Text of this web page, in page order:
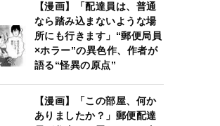
【漫画】「配達員は、普通
なら踏み込まないような場
所にも行きます」“郵便局員
×ホラー”の異色作、作者が
語る“怪異の原点”
【漫画】「この部屋、何か
ありましたか？」郵便配達